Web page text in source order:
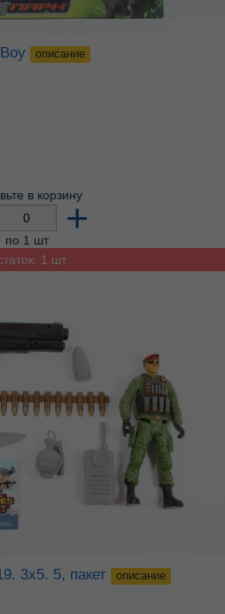
описание
в корзину
+
по 1 шт
1 шт
3х5. 5, пакет описание